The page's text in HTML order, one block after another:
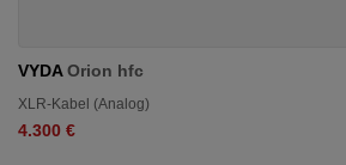
VYDAOrion hfc
XLR-Kabel (Analog)
4.300 €